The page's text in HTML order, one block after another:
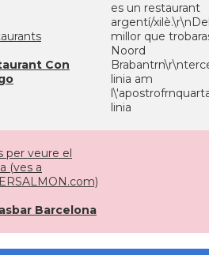
Con
es un restaurant
argentí/
millor que
Noord
linia am
linia
per veure el
(ves a
Barcelona